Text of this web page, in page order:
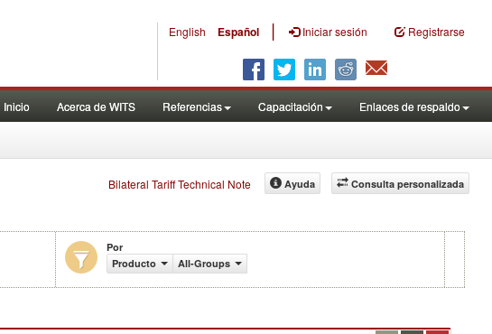
English Español | Iniciar sesión Registrarse
Inicio Acerca de WITS Referencias Capacitación Enlaces de respaldo
Bilateral Tariff Technical Note Consulta personalizada
Ayuda
Por
Producto
All-Groups